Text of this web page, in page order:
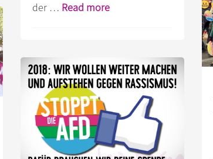
der … Read moreInfos
AfD
in
den
hessischen
Landtag